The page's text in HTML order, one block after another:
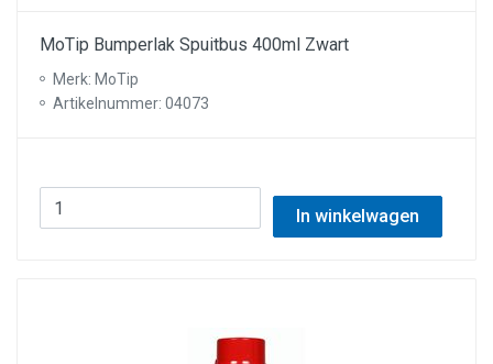
MoTip Bumperlak Spuitbus 400ml Zwart
Merk: MoTip
Artikelnummer: 04073
In winkelwagen